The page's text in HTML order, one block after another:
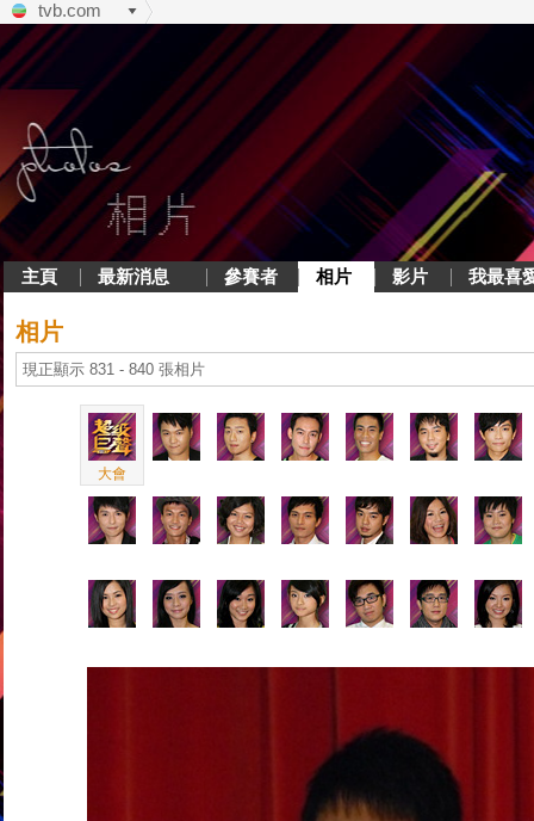
tvb.com
主頁 最新消息 參賽者 相片 影片 我最喜
相片
現正顯示 831 - 840 張相片
大會